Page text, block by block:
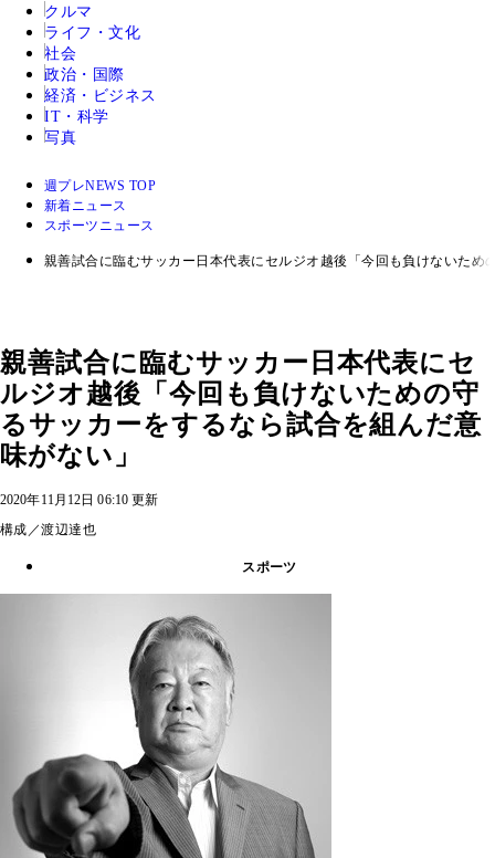
クルマ
ライフ・文化
社会
政治・国際
経済・ビジネス
IT・科学
写真
週プレNEWS TOP
新着ニュース
スポーツニュース
親善試合に臨むサッカー日本代表にセルジオ越後「今回も負けないた
親善試合に臨むサッカー日本代表にセ
ルジオ越後「今回も負けないための守
るサッカーをするなら試合を組んだ意
味がない」
2020年11月12日 06:10 更新
構成／渡辺達也
スポーツ